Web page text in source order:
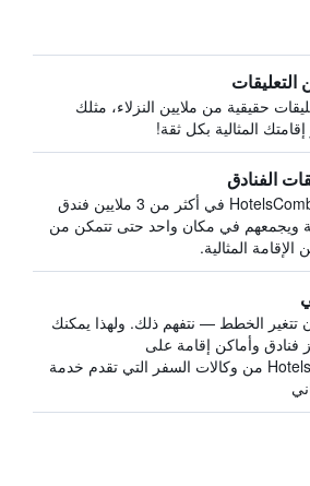
التعليقات
حقيقية من ملايين النزلاء، مثلك
المثالية بكل ثقة!
الفنادق
يبحث HotelsCombined في أكثر من 3 ملايين فندق
ويجمعهم في مكان واحد حتى تتمكن من
الإقامة المثالية.
تتغير الخطط — نتفهم ذلك. ولهذا يمكنك
فنادق وأماكن إقامة على
HotelsCombined من وكالات السفر التي تقدم خدمة